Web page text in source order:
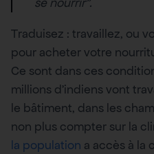
se nourrir”.
Traduisez : travaillez, ou
pour acheter votre
Ce sont dans ces
millions d’indiens vont
le bâtiment, dans les
non plus compter sur la
la population a accès à la